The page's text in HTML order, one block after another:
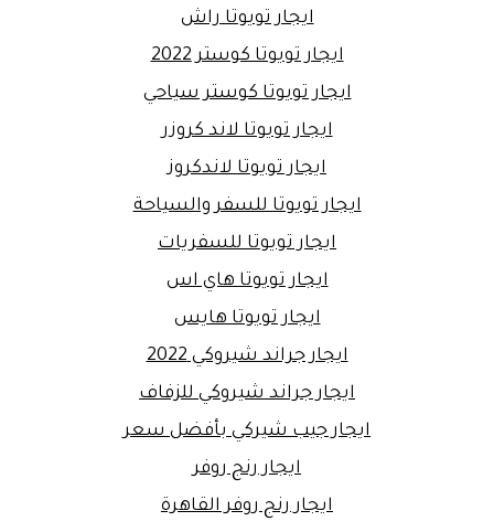
ايجار تويوتا راش
ايجار تويوتا كوستر 2022
ايجار تويوتا كوستر سياحي
ايجار تويوتا لاند كروزر
ايجار تويوتا لاندكروز
ايجار تويوتا للسفر والسياحة
ايجار تويوتا للسفريات
ايجار تويوتا هاي اس
ايجار تويوتا هايس
ايجار جراند شيروكي 2022
ايجار جراند شيروكي للزفاف
ايجار جيب شيركي بأفضل سعر
ايجار رنج روفر
ايجار رنج روفر القاهرة